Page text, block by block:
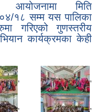
आयोजनामा मिति
१८ सम्म यस पालिका
गरिएको गुणस्तरीय
कार्यक्रमका केही
, ,
, ,